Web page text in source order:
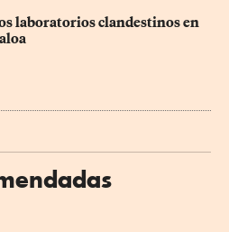
laboratorios clandestinos en